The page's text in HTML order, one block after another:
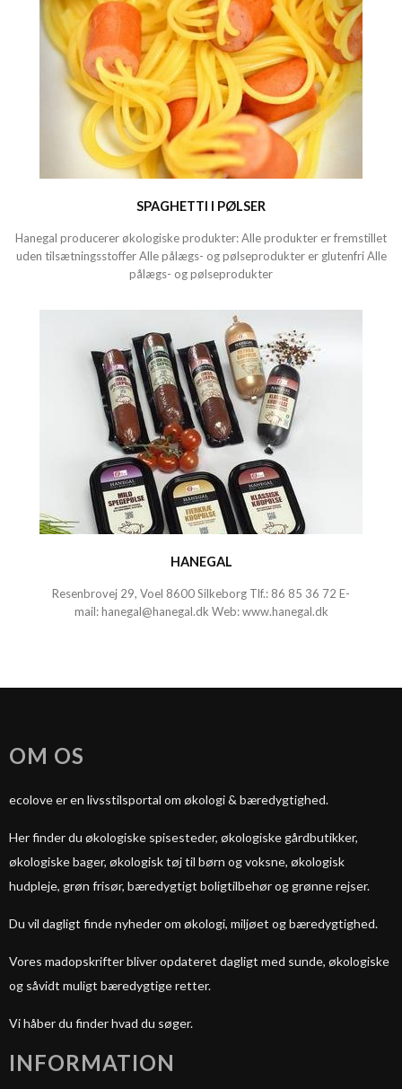
SPAGHETTI I PØLSER
Hanegal producerer økologiske produkter: Alle produkter er fremstillet
uden tilsætningsstoffer Alle pålægs- og pølseprodukter er glutenfri Alle
pålægs- og pølseprodukter
HANEGAL
Resenbrovej 29, Voel 8600 Silkeborg Tlf.: 86 85 36 72 E-
mail:hanegal@hanegal.dk Web:www.hanegal.dk
OM OS
ecolove er en livsstilsportal om økologi & bæredygtighed.
Her finder du økologiske spisesteder, økologiske gårdbutikker,
økologiske bager, økologisk tøj til børn og voksne, økologisk
hudpleje, grøn frisør, bæredygtigt boligtilbehør og grønne rejser.
Du vil dagligt finde nyheder om økologi, miljøet og bæredygtighed.
Vores madopskrifter bliver opdateret dagligt med sunde, økologiske
og såvidt muligt bæredygtige retter.
Vi håber du finder hvad du søger.
INFORMATION